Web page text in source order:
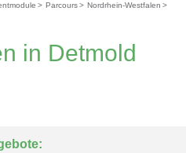
> Parcours> Nordrhein-Westfalen >
in Detmold